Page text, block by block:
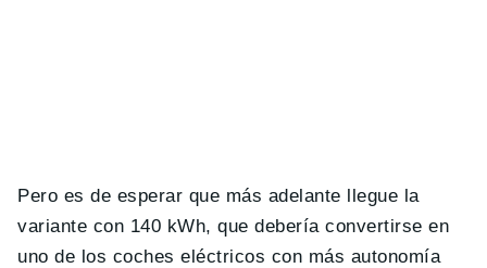
Pero es de esperar que más adelante llegue la
variante con 140 kWh, que debería convertirse en
uno de los coches eléctricos con más autonomía